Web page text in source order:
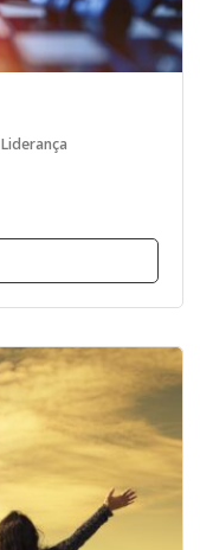
Liderança